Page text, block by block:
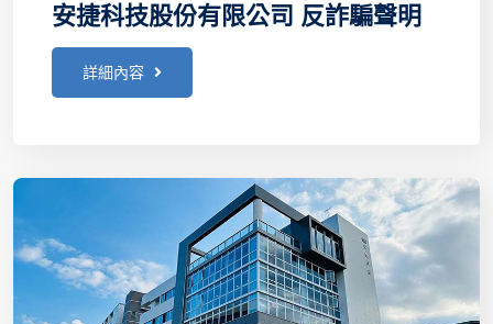
安捷科技股份有限公司 反詐騙聲明
詳細內容